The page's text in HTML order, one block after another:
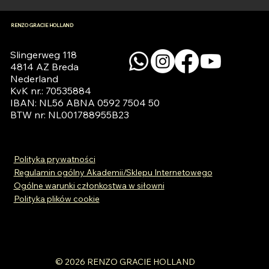
© 2026 RENZO GRACIE HOLLAND
Polityka prywatności
Regulamin ogólny Akademii/Sklepu Internetowego
Ogólne warunki członkostwa w siłowni
Polityka plików cookie
RENZO GRACIE HOLLAND
Slingerweg 118
4814 AZ Breda
Nederland
KvK nr.: 70535884
IBAN: NL56 ABNA 0592 7504 50
BTW nr: NL001788955B23